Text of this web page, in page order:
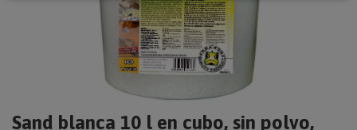
Sand blanca 10 l en cubo, sin polvo,